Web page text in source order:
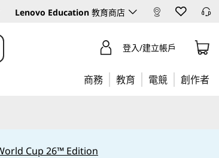
Lenovo Education 教育商店
登入/建立帳戶
商務 教育 電競 創作者
Cup 26™ Edition